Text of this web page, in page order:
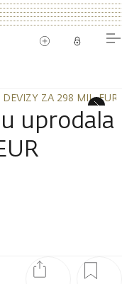
ZA 298 MIL. EUR
ZA 298 MIL. EUR
uprodala